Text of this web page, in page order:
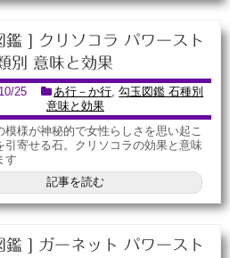
鑑 ] クリソコラ パワースト
別 意味と効果
25 あ行－か行,勾玉図鑑 石種別
意味と効果
模様が神秘的で女性らしさを思い起こ
引寄せる石。クリソコラの効果と意味
す
記事を読む
鑑 ] ガーネット パワースト